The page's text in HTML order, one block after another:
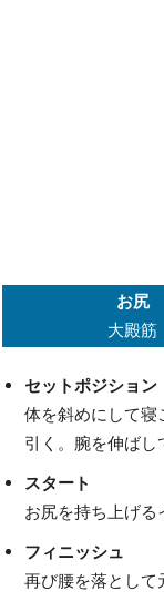
お尻
大殿筋
セットポジション
体を斜めにして寝
引く。腕を伸ば
スタート
お尻を持ち上げ
フィニッシュ
再び腰を落として